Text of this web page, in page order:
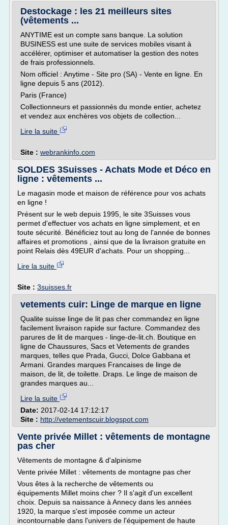
Destockage : les 21 meilleurs sites
(vêtements ...
ANYTIME est un compte sans banque. La solution
BUSINESS est une suite de services mobiles visant à
accélérer, optimiser et automatiser la gestion des notes
de frais professionnels.
Nom officiel : Anytime - Site pro (SA) - Vente en ligne. En
ligne depuis 5 ans (2012).
Paris (France)
Collectionneurs et passionnés du monde entier, achetez
et vendez aux enchères vos objets de collection...
Lire la suite
Site : webrankinfo.com
SOLDES 3Suisses - Achats Mode et Déco en
ligne : vêtements ...
Le magasin mode et maison de référence pour vos achats
en ligne !
Présent sur le web depuis 1995, le site 3Suisses vous
permet d'effectuer vos achats en ligne simplement, et en
toute sécurité. Bénéficiez tout au long de l'année de bonnes
affaires et promotions , ainsi que de la livraison gratuite en
point Relais dès 49EUR d'achats. Pour un shopping...
Lire la suite
Site : 3suisses.fr
vetements cuir: Linge de marque en ligne
Qualite suisse linge de lit pas cher commandez en ligne
facilement livraison rapide sur facture. Commandez des
parures de lit de marques - linge-de-lit.ch. Boutique en
ligne de Chaussures, Sacs et Vetements de grandes
marques, telles que Prada, Gucci, Dolce Gabbana et
Armani. Grandes marques Francaises de linge de
maison, de lit, de toilette. Draps. Le linge de maison de
grandes marques au...
Lire la suite
Date: 2017-02-14 17:12:17
Site : http://vetementscuir.blogspot.com
Vente privée Millet : vêtements de montagne
pas cher
Vêtements de montagne & d'alpinisme
Vente privée Millet : vêtements de montagne pas cher
Vous êtes à la recherche de vêtements ou
équipements Millet moins cher ? Il s'agit d'un excellent
choix. Depuis sa naissance à Annecy dans les années
1920, la marque s'est imposée comme un acteur
incontournable dans l'univers de l'équipement de haute